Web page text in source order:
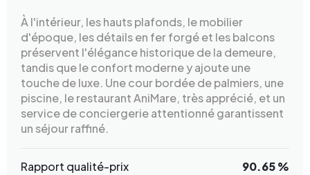
À l'intérieur, les hauts plafonds, le mobilier
d'époque, les détails en fer forgé et les balcons
préservent l'élégance historique de la demeure,
tandis que le confort moderne y ajoute une
touche de luxe. Une cour bordée de palmiers, une
piscine, le restaurant AniMare, très apprécié, et un
service de conciergerie attentionné garantissent
un séjour raffiné.
Rapport qualité-prix 90.65 %